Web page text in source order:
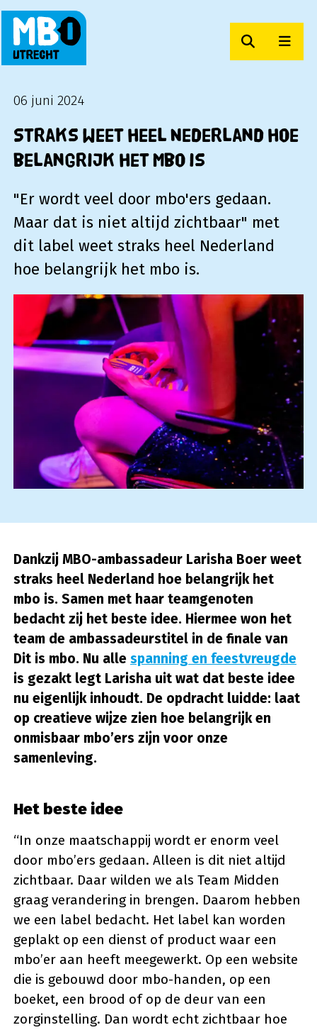
Zoeken
06 juni 2024
Straks weet heel Nederland hoe
belangrijk het mbo is
"Er wordt veel door mbo'ers gedaan.
Maar dat is niet altijd zichtbaar" met
dit label weet straks heel Nederland
hoe belangrijk het mbo is.
Dankzij MBO-ambassadeur Larisha Boer weet
straks heel Nederland hoe belangrijk het
mbo is. Samen met haar teamgenoten
bedacht zij het beste idee. Hiermee won het
team de ambassadeurstitel in de finale van
Dit is mbo. Nu alle spanning en feestvreugde
is gezakt legt Larisha uit wat dat beste idee
nu eigenlijk inhoudt. De opdracht luidde: laat
op creatieve wijze zien hoe belangrijk en
onmisbaar mbo’ers zijn voor onze
samenleving.
Het beste idee
“In onze maatschappij wordt er enorm veel
door mbo’ers gedaan. Alleen is dit niet altijd
zichtbaar. Daar wilden we als Team Midden
graag verandering in brengen. Daarom hebben
we een label bedacht. Het label kan worden
geplakt op een dienst of product waar een
mbo’er aan heeft meegewerkt. Op een website
die is gebouwd door mbo-handen, op een
boeket, een brood of op de deur van een
zorginstelling. Dan wordt echt zichtbaar hoe